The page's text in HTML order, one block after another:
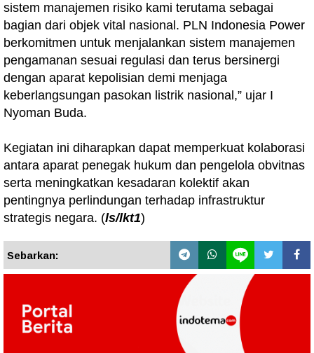
sistem manajemen risiko kami terutama sebagai
bagian dari objek vital nasional. PLN Indonesia Power
berkomitmen untuk menjalankan sistem manajemen
pengamanan sesuai regulasi dan terus bersinergi
dengan aparat kepolisian demi menjaga
keberlangsungan pasokan listrik nasional,” ujar I
Nyoman Buda.
Kegiatan ini diharapkan dapat memperkuat kolaborasi
antara aparat penegak hukum dan pengelola obvitnas
serta meningkatkan kesadaran kolektif akan
pentingnya perlindungan terhadap infrastruktur
strategis negara. (ls/lkt1)
Sebarkan: